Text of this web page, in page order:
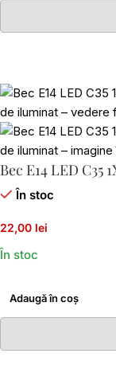
Bec E14 LED C35
În stoc
22,00 lei
În stoc
Adaugă în coș